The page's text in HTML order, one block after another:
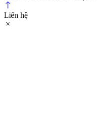
Liên hệ